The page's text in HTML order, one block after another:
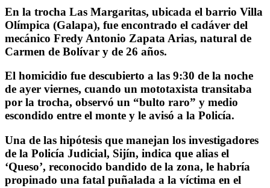
En la trocha Las Margaritas, ubicada el barrio Villa
Olímpica (Galapa), fue encontrado el cadáver del
mecánico Fredy Antonio Zapata Arias, natural de
Carmen de Bolívar y de 26 años.
El homicidio fue descubierto a las 9:30 de la noche
de ayer viernes, cuando un mototaxista transitaba
por la trocha, observó un “bulto raro” y medio
escondido entre el monte y le avisó a la Policía.
Una de las hipótesis que manejan los investigadores
de la Policía Judicial, Sijín, indica que alias el
‘Queso’, reconocido bandido de la zona, le habría
propinado una fatal puñalada a la víctima en el